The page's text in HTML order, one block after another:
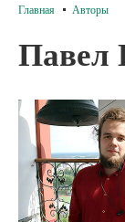
Главная Авторы
Павел